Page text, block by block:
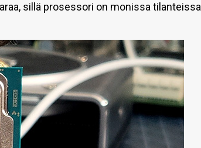
sillä prosessori on monissa tilanteissa